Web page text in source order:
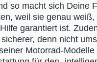
so macht sich Deine
weil sie genau weiß,
garantiert ist.
denn nicht
Motorrad-Modelle